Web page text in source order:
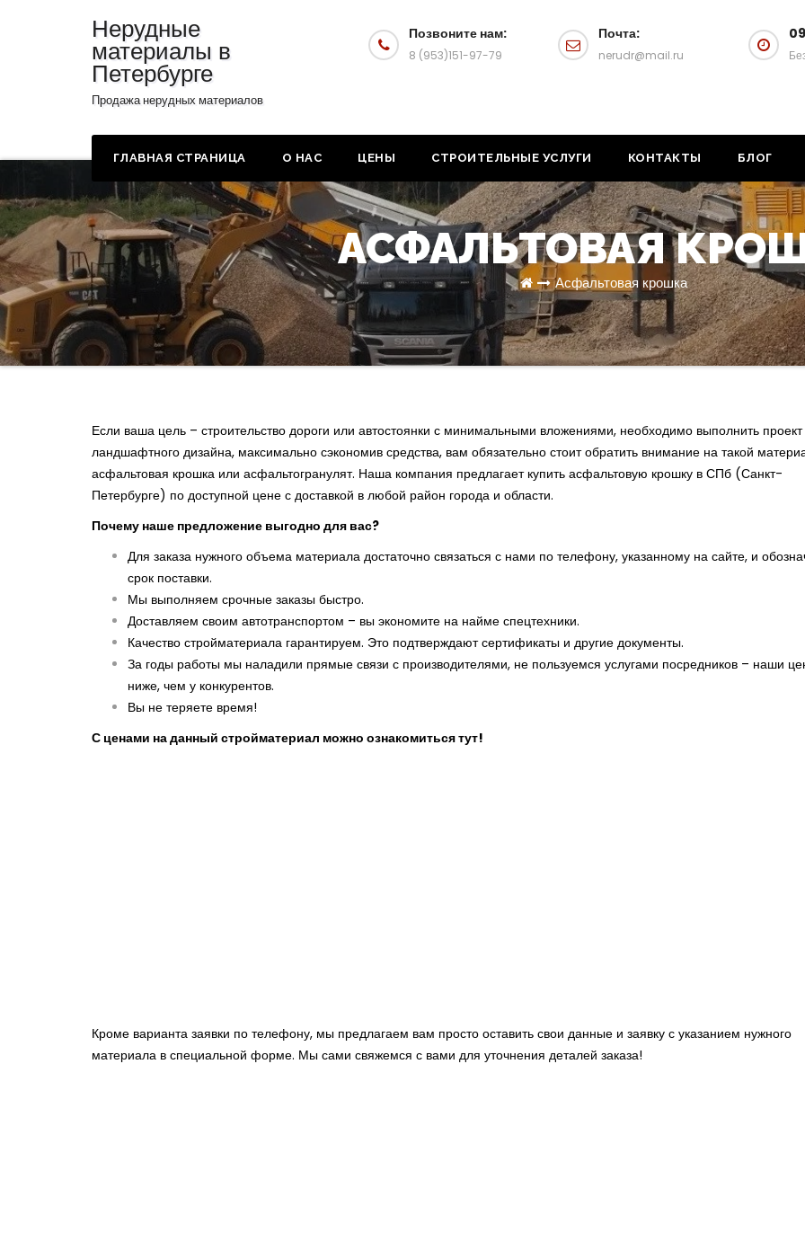
Нерудные
материалы в
Петербурге
Продажа нерудных материалов
Позвоните нам:
8 (953)151-97-79
Почта:
nerudr@mail.ru
ГЛАВНАЯ СТРАНИЦА О НАС ЦЕНЫ СТРОИТЕЛЬНЫЕ УСЛУГИ КОНТАКТЫ БЛОГ
АСФАЛЬТОВАЯ
Асфальтовая крошка
Если ваша цель – строительство дороги или автостоянки с минимальными вложениями, необходимо выполнить проект
ландшафтного дизайна, максимально сэкономив средства, вам обязательно стоит обратить внимание на такой
асфальтовая крошка или асфальтогранулят. Наша компания предлагает купить асфальтовую крошку в СПб (Санкт-
Петербурге) по доступной цене с доставкой в любой район города и области.
Почему наше предложение выгодно для вас?
Для заказа нужного объема материала достаточно связаться с нами по телефону, указанному на сайте, и
срок поставки.
Мы выполняем срочные заказы быстро.
Доставляем своим автотранспортом – вы экономите на найме спецтехники.
Качество стройматериала гарантируем. Это подтверждают сертификаты и другие документы.
За годы работы мы наладили прямые связи с производителями, не пользуемся услугами посредников – наши
ниже, чем у конкурентов.
Вы не теряете время!
С ценами на данный стройматериал можно ознакомитьсятут!
Кроме варианта заявки по телефону, мы предлагаем вам просто оставить свои данные и заявку с указанием нужного
материала в специальной форме. Мы сами свяжемся с вами для уточнения деталей заказа!